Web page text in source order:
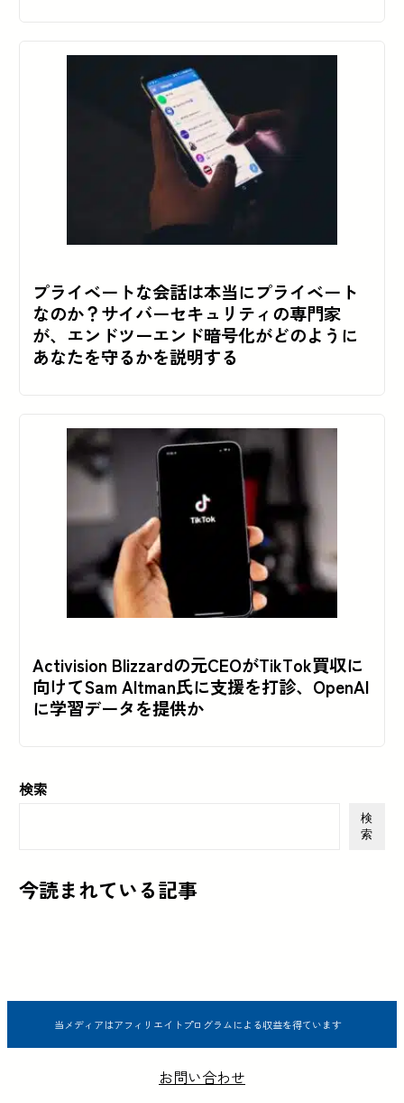
プライベートな会話は本当にプライベート
なのか？サイバーセキュリティの専門家
が、エンドツーエンド暗号化がどのように
あなたを守るかを説明する
Activision Blizzardの元CEOがTikTok買収に
向けてSam Altman氏に支援を打診、OpenAI
に学習データを提供か
検索
検
索
今読まれている記事
当メディアはアフィリエイトプログラムによる収益を得ています
お問い合わせ